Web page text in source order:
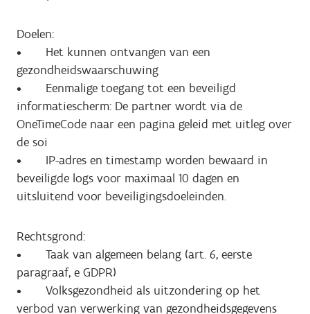
Doelen:
• Het kunnen ontvangen van een
gezondheidswaarschuwing
• Eenmalige toegang tot een beveiligd
informatiescherm: De partner wordt via de
OneTimeCode naar een pagina geleid met uitleg over
de soi
• IP-adres en timestamp worden bewaard in
beveiligde logs voor maximaal 10 dagen en
uitsluitend voor beveiligingsdoeleinden.
Rechtsgrond:
• Taak van algemeen belang (art. 6, eerste
paragraaf, e GDPR)
• Volksgezondheid als uitzondering op het
verbod van verwerking van gezondheidsgegevens